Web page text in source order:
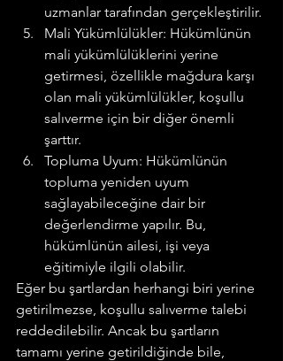
uzmanlar tarafından gerçekleştirilir.
Mali Yükümlülükler: Hükümlünün
mali yükümlülüklerini yerine
getirmesi, özellikle mağdura karşı
olan mali yükümlülükler, koşullu
salıverme için bir diğer önemli
şarttır.
Topluma Uyum: Hükümlünün
topluma yeniden uyum
sağlayabileceğine dair bir
değerlendirme yapılır. Bu,
hükümlünün ailesi, işi veya
eğitimiyle ilgili olabilir.
Eğer bu şartlardan herhangi biri yerine
getirilmezse, koşullu salıverme talebi
reddedilebilir. Ancak bu şartların
tamamı yerine getirildiğinde bile,